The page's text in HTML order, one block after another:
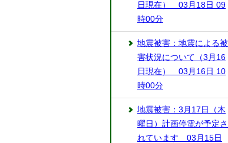
日現在） 03月18日 09
時00分
地震被害：地震による被
害状況について（3月16
日現在） 03月16日 10
時00分
地震被害：3月17日（木
曜日）計画停電が予定さ
れています 03月15日